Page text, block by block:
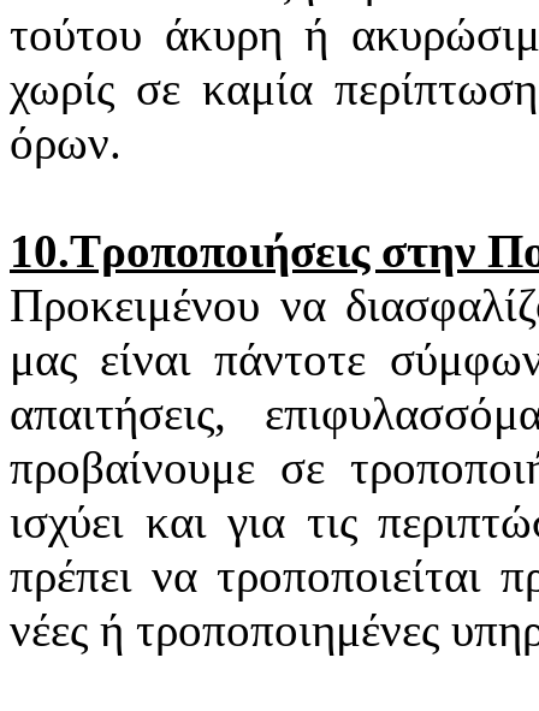
τούτου άκυρη ή
χωρίς σε καμία
όρων.
10.Τροποποιήσεις στην
Προκειμένου να
μας είναι πάντοτε
απαιτήσεις,
προβαίνουμε σε
ισχύει και για τις
πρέπει να τροποποιείται
νέες ή τροποποιημένες